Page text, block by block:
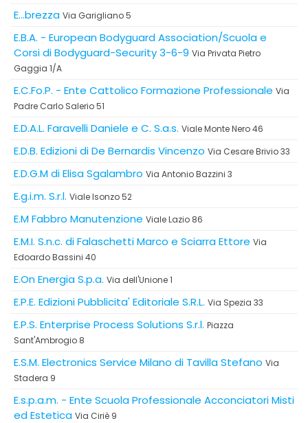
E...brezza Via Garigliano 5
E.B.A. - European Bodyguard Association/Scuola e
Corsi di Bodyguard-Security 3-6-9 Via Privata Pietro
Gaggia 1/A
E.C.Fo.P. - Ente Cattolico Formazione Professionale Via
Padre Carlo Salerio 51
E.D.A.L. Faravelli Daniele e C. S.a.s. Viale Monte Nero 46
E.D.B. Edizioni di De Bernardis Vincenzo Via Cesare Brivio 33
E.D.G.M di Elisa Sgalambro Via Antonio Bazzini 3
E.g.i.m. S.r.l. Viale Isonzo 52
E.M Fabbro Manutenzione Viale Lazio 86
E.M.I. S.n.c. di Falaschetti Marco e Sciarra Ettore Via
Edoardo Bassini 40
E.On Energia S.p.a. Via dell'Unione 1
E.P.E. Edizioni Pubblicita' Editoriale S.R.L. Via Spezia 33
E.P.S. Enterprise Process Solutions S.r.l. Piazza
Sant'Ambrogio 8
E.S.M. Electronics Service Milano di Tavilla Stefano Via
Stadera 9
E.s.p.a.m. - Ente Scuola Professionale Acconciatori Misti
ed Estetica Via Ciriè 9